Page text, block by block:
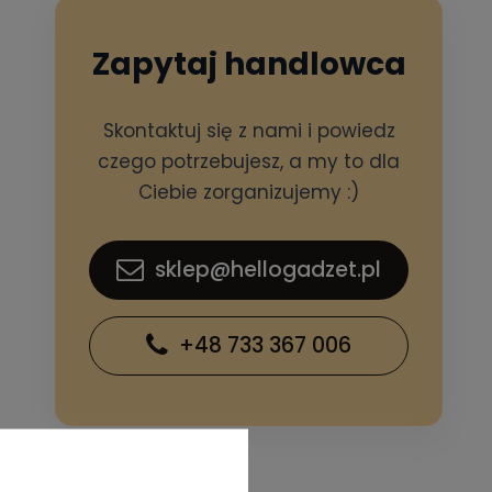
Zapytaj handlowca
Skontaktuj się z nami i powiedz
czego potrzebujesz, a my to dla
Ciebie zorganizujemy :)
sklep@hellogadzet.pl
+48 733 367 006